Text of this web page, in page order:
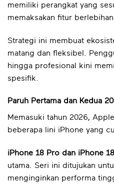
memiliki perangkat yang
memaksakan fitur berlebihan.
Strategi ini membuat
matang dan fleksibel.
hingga profesional kini
spesifik.
Paruh Pertama dan Kedua
Memasuki tahun 2026,
beberapa lini iPhone yang
iPhone 18 Pro dan iPhone
utama. Seri ini ditujukan
menginginkan performa